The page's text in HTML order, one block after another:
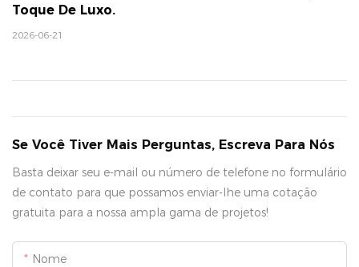
Toque De Luxo.
2026-06-21
Se Você Tiver Mais Perguntas, Escreva Para Nós
Basta deixar seu e-mail ou número de telefone no formulário
de contato para que possamos enviar-lhe uma cotação
gratuita para a nossa ampla gama de projetos!
Nome